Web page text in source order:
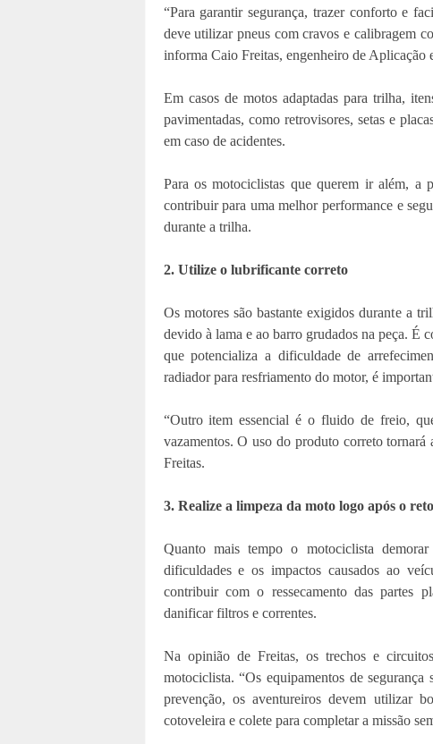
“Para garantir segurança, trazer conforto e
deve utilizar pneus com cravos e calibragem
informa Caio Freitas, engenheiro de
Em casos de motos adaptadas para trilha,
pavimentadas, como retrovisores, setas e
em caso de acidentes.
Para os motociclistas que querem ir além, a
contribuir para uma melhor performance e
durante a trilha.
2. Utilize o lubrificante correto
Os motores são bastante exigidos durante a
devido à lama e ao barro grudados na peça. É
que potencializa a dificuldade de
radiador para resfriamento do motor, é
“Outro item essencial é o fluido de freio,
vazamentos. O uso do produto correto tornará
Freitas.
3. Realize a limpeza da moto logo após o
Quanto mais tempo o motociclista
dificuldades e os impactos causados ao
contribuir com o ressecamento das partes
danificar filtros e correntes.
Na opinião de Freitas, os trechos e
motociclista. “Os equipamentos de
prevenção, os aventureiros devem utilizar
cotoveleira e colete para completar a missão